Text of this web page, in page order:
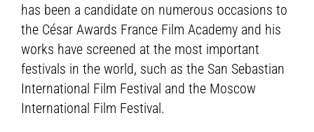
has been a candidate on numerous occasions to
the César Awards France Film Academy and his
works have screened at the most important
festivals in the world, such as the San Sebastian
International Film Festival and the Moscow
International Film Festival.